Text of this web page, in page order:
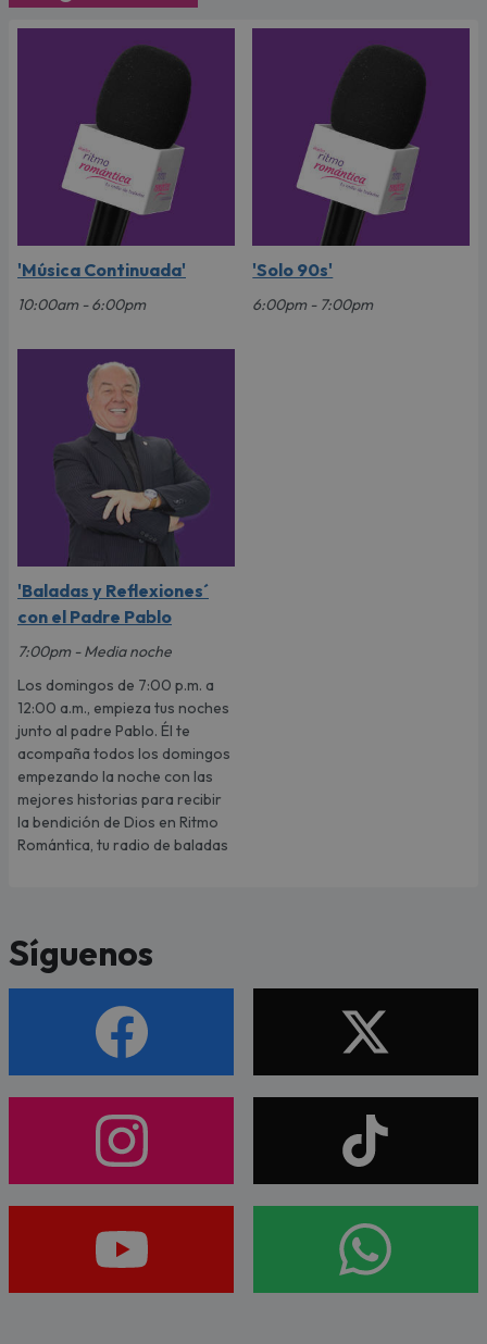
'Música Continuada'
10:00am - 6:00pm
'Solo 90s'
6:00pm - 7:00pm
'Baladas y Reflexiones´
con el Padre Pablo
7:00pm - Media noche
Los domingos de 7:00 p.m. a
12:00 a.m., empieza tus noches
junto al padre Pablo. Él te
acompaña todos los domingos
empezando la noche con las
mejores historias para recibir
la bendición de Dios en Ritmo
Romántica, tu radio de baladas
Síguenos